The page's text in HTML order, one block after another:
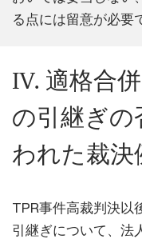
る点には留意が必要
IV. 適格合
の引継ぎの
われた裁決
TPR事件高裁判決以
引継ぎについて、法